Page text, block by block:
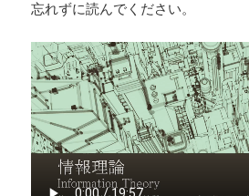
忘れずに読んでください。